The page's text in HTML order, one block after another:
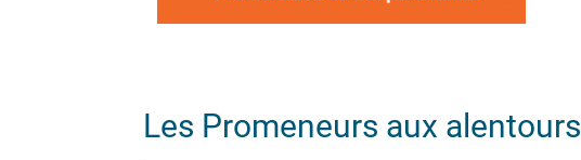
Les Promeneurs aux alentours